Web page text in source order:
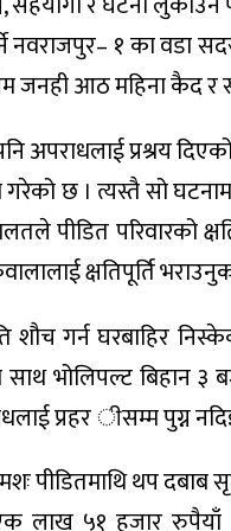
नवराजपुर– १ का वडा
जनही आठ महिना कैद
अपराधलाई प्रश्रय
छ । त्यस्तै सो
पीडित परिवारको
क्षतिपूर्ति
शौच गर्न घरबाहिर
साथ भोलिपल्ट
प्रहर ीसम्म पुग्न
पीडितमाथि थप दबाब